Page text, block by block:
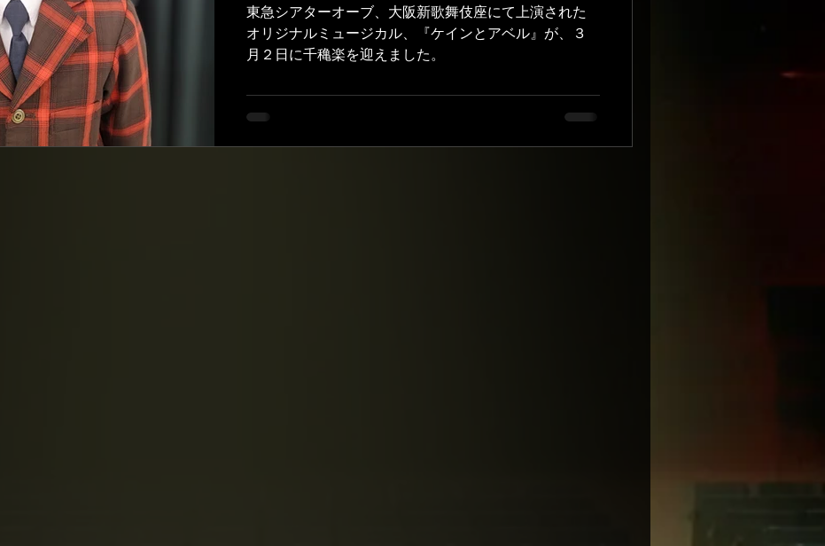
東急シアターオーブ、大阪新歌舞伎座にて上演された
オリジナルミュージカル、『ケインとアベル』が、３
月２日に千穐楽を迎えました。